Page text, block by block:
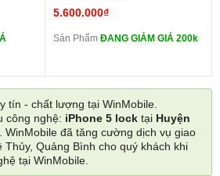
5.600.000₫
Sản Phẩm ĐANG GIẢM GIÁ 200k
tín - chất lượng tại WinMobile.
công nghệ: iPhone 5 lock tại Huyện
. WinMobile đã tăng cường dịch vụ giao
Thủy, Quảng Bình cho quý khách khi
tại WinMobile.